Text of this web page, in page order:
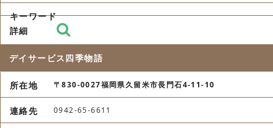
デイサービス四季物語
〒830-0027福岡県久留米市長門石4-11-10
0942-65-6611